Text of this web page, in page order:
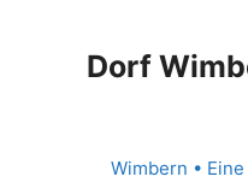
Dorf
Wimbern •